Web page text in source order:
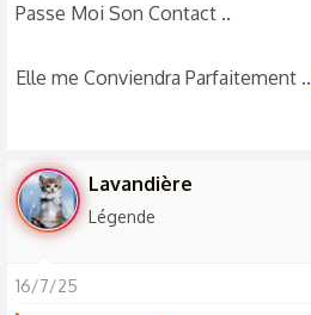
Passe Moi Son Contact ..
Elle me Conviendra Parfaitement ..
Lavandière
Légende
16/7/25